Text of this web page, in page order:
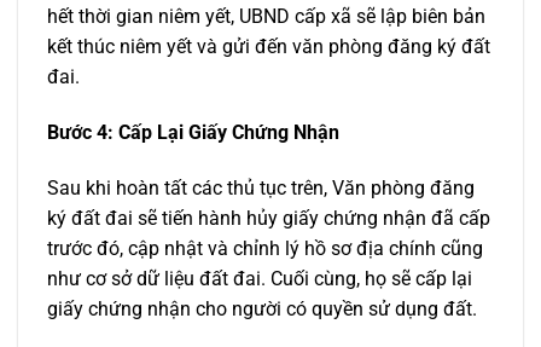
hết thời gian niêm yết, UBND cấp xã sẽ lập biên bản
kết thúc niêm yết và gửi đến văn phòng đăng ký đất
đai.
Bước 4: Cấp Lại Giấy Chứng Nhận
Sau khi hoàn tất các thủ tục trên, Văn phòng đăng
ký đất đai sẽ tiến hành hủy giấy chứng nhận đã cấp
trước đó, cập nhật và chỉnh lý hồ sơ địa chính cũng
như cơ sở dữ liệu đất đai. Cuối cùng, họ sẽ cấp lại
giấy chứng nhận cho người có quyền sử dụng đất.